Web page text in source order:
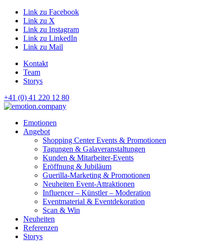
Link zu Facebook
Link zu X
Link zu Instagram
Link zu LinkedIn
Link zu Mail
Kontakt
Team
Storys
+41 (0) 41 220 12 80
Hauptnavigation
Emotionen
Angebot
Shopping Center Events & Promotionen
Tagungen & Galaveranstaltungen
Kunden & Mitarbeiter-Events
Eröffnung & Jubiläum
Guerilla-Marketing & Promotionen
Neuheiten Event-Attraktionen
Influencer – Künstler – Moderation
Eventmaterial & Eventdekoration
Scan & Win
Neuheiten
Referenzen
Storys